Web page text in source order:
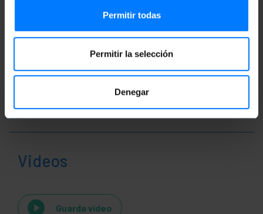
Permitir todas
Permitir la selección
Denegar
Videos
Guarda video